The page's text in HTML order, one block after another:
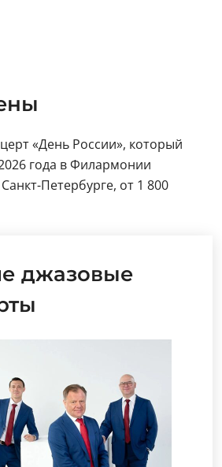
«День России», который
года в Филармонии
Петербурге, от 1 800
джазовые